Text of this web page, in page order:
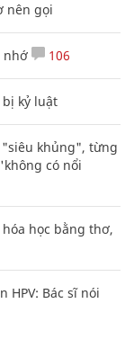
nên gọi
nhớ 106
bị kỷ luật
khủng", từng
có nổi
học bằng thơ,
HPV: Bác sĩ nói